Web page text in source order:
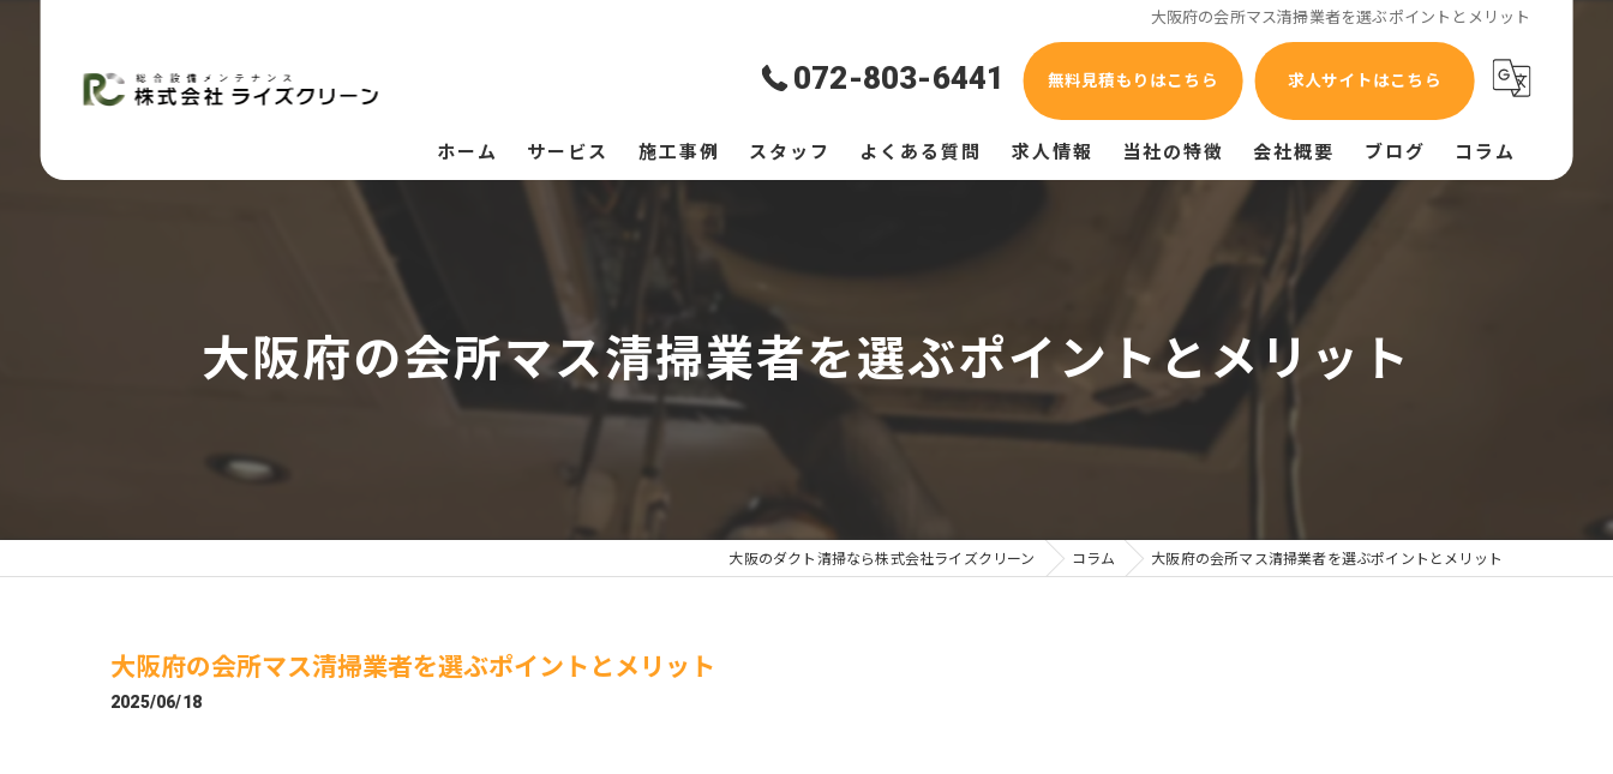
大阪府の会所マス清掃業者を選ぶポイントとメリット
072-803-6441 無料見積もりはこちら 求人サイトはこちら
ホーム サービス 施工事例 スタッフ よくある質問 求人情報 当社の特徴
換気不良
給排気設備
給排水設備
会社概要 ブログ コラム
大阪府の会所マス清掃業者を選ぶポイントとメリット
大阪のダクト清掃なら株式会社ライズクリーン コラム 大阪府の会所マス清掃業者を選ぶポイントとメリット
大阪府の会所マス清掃業者を選ぶポイントとメリット
2025/06/18